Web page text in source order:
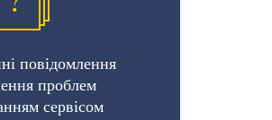
повідомлення
проблем
сервісом